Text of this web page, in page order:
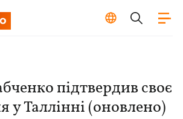
підтвердив своє
у Таллінні (оновлено)